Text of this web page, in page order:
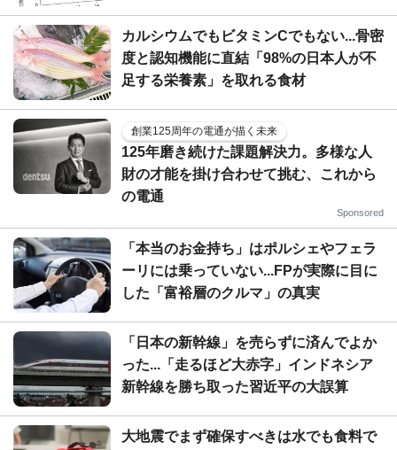
カルシウムでもビタミンCでもない...骨密
度と認知機能に直結「98%の日本人が不
足する栄養素」を取れる食材
創業125周年の電通が描く未来
125年磨き続けた課題解決力。多様な人
財の才能を掛け合わせて挑む、これから
の電通
Sponsored
「本当のお金持ち」はポルシェやフェラ
ーリには乗っていない...FPが実際に目に
した「富裕層のクルマ」の真実
「日本の新幹線」を売らずに済んでよか
った...「走るほど大赤字」インドネシア
新幹線を勝ち取った習近平の大誤算
大地震でまず確保すべきは水でも食料で